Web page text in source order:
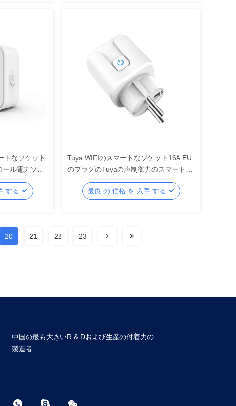
トなソケット
ル電力ソケ
する
Tuya WIFIのスマートなソケット16A EU
のプラグのTuyaの声制御力のスマートな
電球のソケット
最良 の 価格 を 入手 する
20 21 22 23
中国の最も大きいR & Dおよび生産の付着力の
製造者